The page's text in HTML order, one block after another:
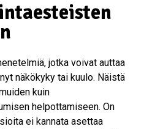
jotka voivat auttaa
näkökyky tai kuulo. Näistä
kuin
helpottamiseen. On
ei kannata asettaa